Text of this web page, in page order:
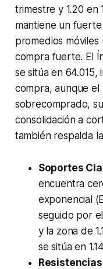
trimestre y 1.20 en
mantiene un
promedios
compra fuerte. El
se sitúa en
compra, aunque el
sobrecomprado,
consolidación a
también respalda
Soportes
encuentra
exponencial
seguido por
y la zona de
se sitúa en